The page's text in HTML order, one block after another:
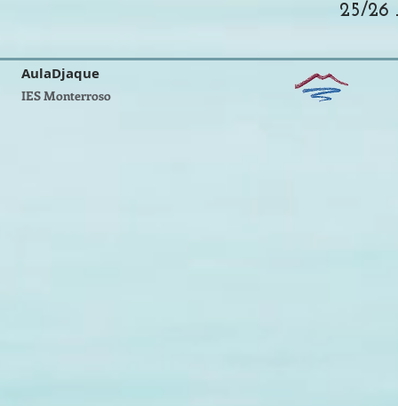
25/26
AulaDjaque
IES Monterroso